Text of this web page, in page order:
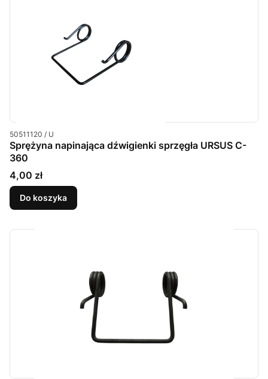
Kod produktu
50511120 / U
Sprężyna napinająca dźwigienki sprzęgła URSUS C-
360
Cena
4,00 zł
Do koszyka